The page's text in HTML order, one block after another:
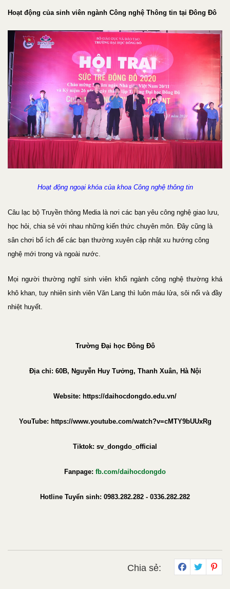
Hoạt động của sinh viên ngành Công nghệ Thông tin tại Đông Đô
Hoạt động ngoại khóa của khoa Công nghệ thông tin
Câu lạc bộ Truyền thông Media là nơi các bạn yêu công nghệ giao lưu,
học hỏi, chia sẻ với nhau những kiến thức chuyên môn. Đây cũng là
sân chơi bổ ích để các bạn thường xuyên cập nhật xu hướng công
nghệ mới trong và ngoài nước.
Mọi người thường nghĩ sinh viên khối ngành công nghệ thường khá
khô khan, tuy nhiên sinh viên Văn Lang thì luôn máu lửa, sôi nổi và đầy
nhiệt huyết.
Trường Đại học Đông Đô
Địa chỉ: 60B, Nguyễn Huy Tưởng, Thanh Xuân, Hà Nội
Website: https://daihocdongdo.edu.vn/
YouTube: https://www.youtube.com/watch?v=cMTY9bUUxRg
Tiktok: sv_dongdo_official
Fanpage: fb.com/daihocdongdo
Hotline Tuyển sinh: 0983.282.282 - 0336.282.282
Chia sẻ: